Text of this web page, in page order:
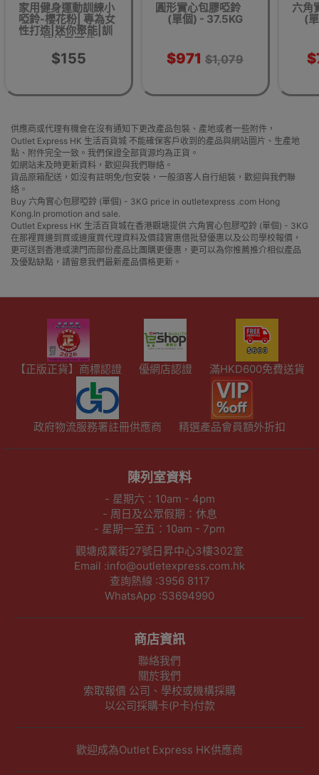
家用健身運動訓練小
啞鈴-櫻花粉| 專為女
性打造|迷你聚能|訓
練效果更佳
$155
圓形實心包膠啞鈴
(單個) - 37.5KG
$971 $1,079
六角
(
供應商或代理有機會在沒有通知下更改產品包裝、產地或者一些附件，
Outlet Express HK 生活百貨城 不能確保客戶收到的產品與網站圖片、生產地
點、附件完全一致。我們保證全部貨源均為正貨。
如網站未及時更新資料，歡迎與我們聯絡。
貨品原箱配送，如沒有註明免/包安裝，一般須客人自行組裝，歡迎與我們聯
絡。
Buy 六角實心包膠啞鈴 (單個) - 3KG price in outletexpress .com Hong
Kong.In promotion and sale.
Outlet Express HK 生活百貨城在香港觀塘提供 六角實心包膠啞鈴 (單個) - 3KG
在那裡買邊到買或邊度買代理資料及價錢實惠借批發優惠以及公司學校報價，
更可送到香港或澳門而部份產品比團購更優惠，更可以為你推薦推介相似產品
及優點缺點，請留意我們最新產品價格更新。
【正版正貨】商標認證 優網店認證 滿HKD600免費送貨
政府物流服務署註冊供應商 精選產品會員額外折扣
陳列室資料
- 星期六：10am - 4pm
- 周日及公眾假期：休息
- 星期一至五：10am - 7pm
觀塘成業街27號日昇中心3樓302室
Email :info@outletexpress.com.hk
查詢熱線 :3956 8117
WhatsApp :53694990
商店資訊
聯絡我們
關於我們
索取報價 公司、學校或機構採購
以公司採購卡(P卡)付款
歡迎成為Outlet Express HK供應商